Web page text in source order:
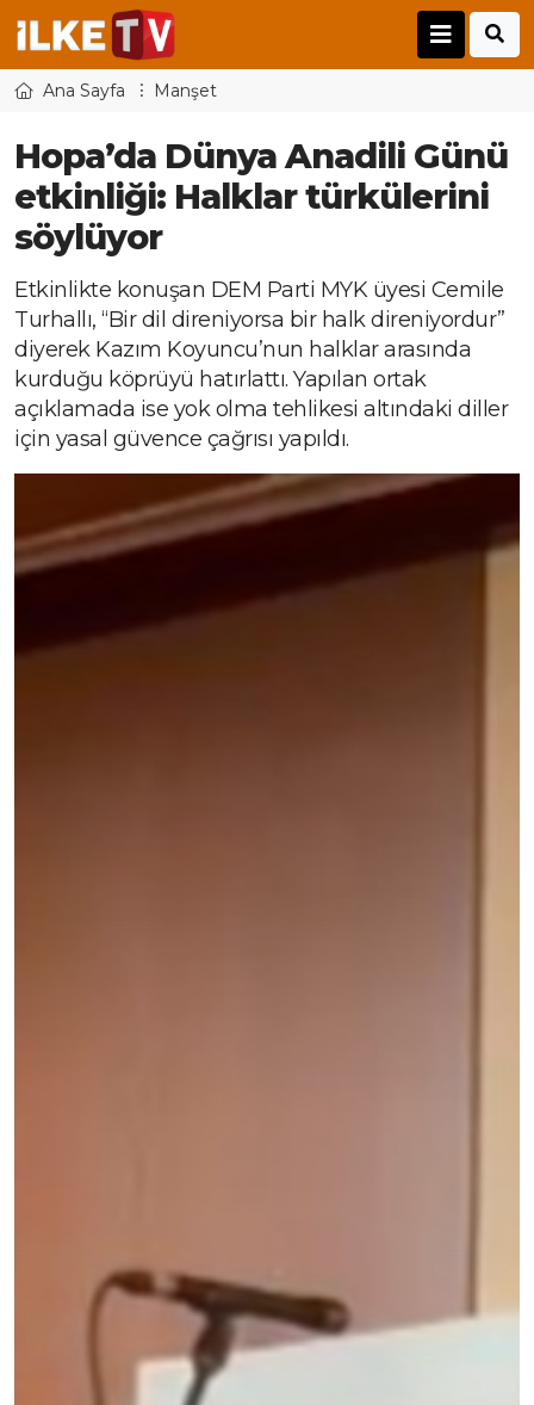
Ana Sayfa Manşet
Hopa’da Dünya Anadili Günü
etkinliği: Halklar türkülerini
söylüyor
Etkinlikte konuşan DEM Parti MYK üyesi Cemile
Turhallı, “Bir dil direniyorsa bir halk direniyordur”
diyerek Kazım Koyuncu’nun halklar arasında
kurduğu köprüyü hatırlattı. Yapılan ortak
açıklamada ise yok olma tehlikesi altındaki diller
için yasal güvence çağrısı yapıldı.